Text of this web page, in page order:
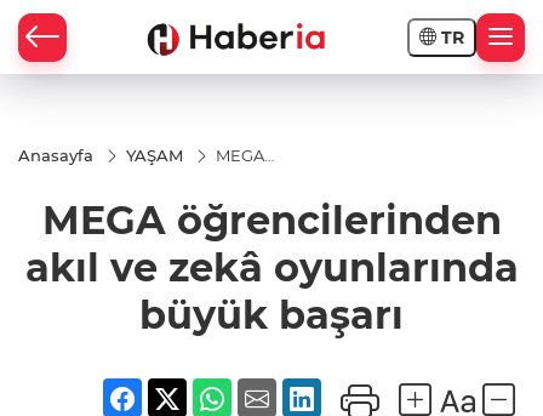
TR
Anasayfa YAŞAM
MEGA
oyunlarında
büyük başarı
MEGA öğrencilerinden
akıl ve zekâ oyunlarında
büyük başarı